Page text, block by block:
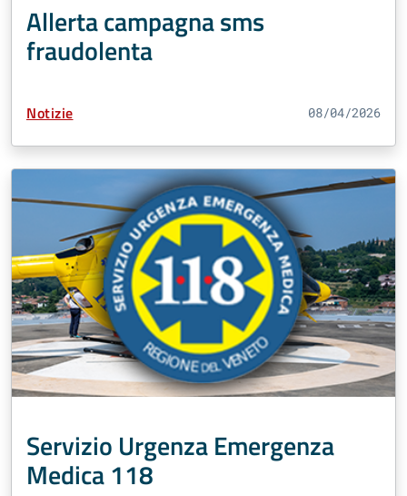
Allerta campagna sms
fraudolenta
Tipo Contenuto:
Notizie 08/04/2026
Servizio Urgenza Emergenza
Medica 118